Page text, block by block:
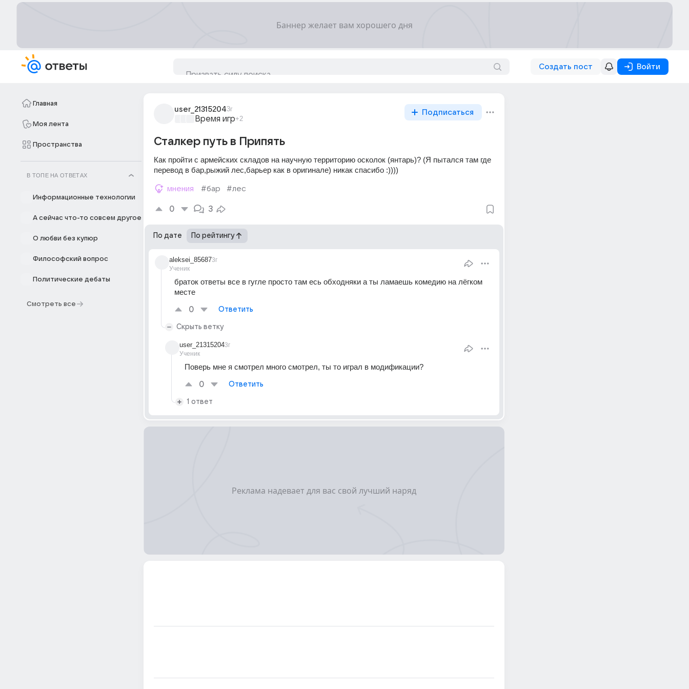
Создать пост Войти
Главная
Моя лента
Пространства
В ТОПЕ НА ОТВЕТАХ
Информационные технологии
А сейчас что-то совсем другое
О любви без купюр
Философский вопрос
Политические дебаты
Смотреть все
user_213152043г
Время игр+2
Подписаться
Сталкер путь в Припять
Как пройти с армейских складов на научную территорию осколок (янтарь)? (Я пытался там где
перевод в бар,рыжий лес,барьер как в оригинале) никак спасибо :))))
мнения #бар #лес
0 3
По дате По рейтингу
aleksei_85687
Ученик
3г
браток ответы все в гугле просто там есь обходняки а ты ламаешь комедию на лёгком
месте
0 Ответить
Скрыть ветку
user_21315204
Ученик
3г
Поверь мне я смотрел много смотрел, ты то играл в модификации?
0 Ответить
1 ответ